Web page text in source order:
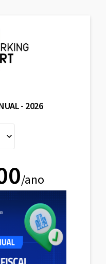
- 2026
/ano